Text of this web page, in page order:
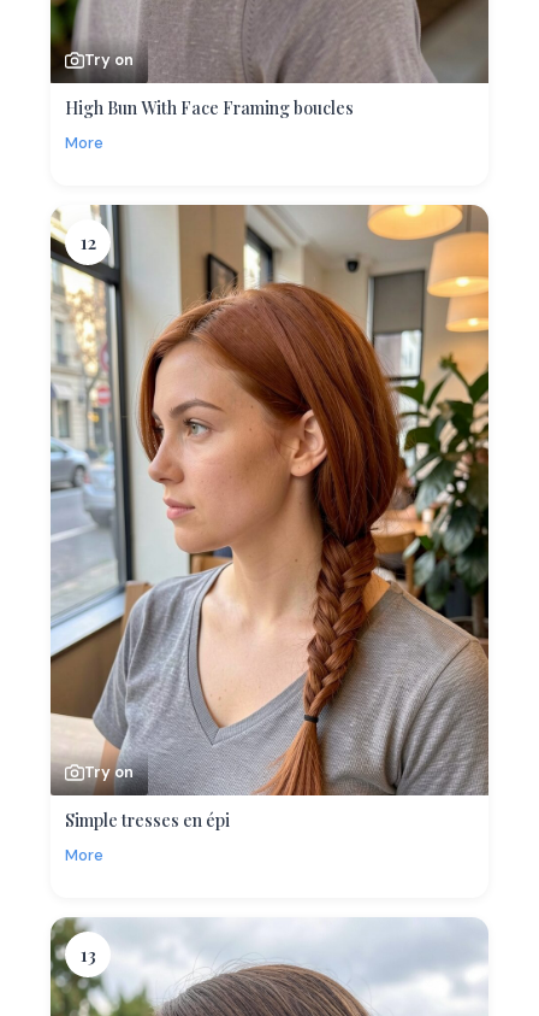
Try on
High Bun With Face Framing boucles
More
12
Try on
Simple tresses en épi
More
13